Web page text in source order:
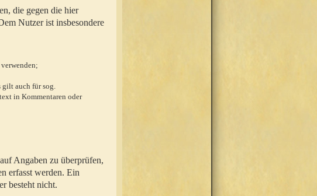
die gegen die hier
Nutzer ist insbesondere
gilt auch für sog.
in Kommentaren oder
Angaben zu überprüfen,
erfasst werden. Ein
besteht nicht.